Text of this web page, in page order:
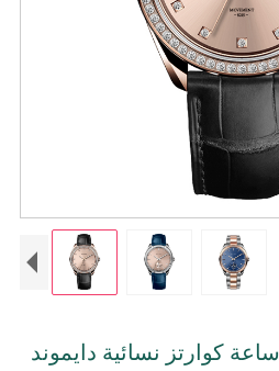
ساعة كوارتز نسائية دايموند